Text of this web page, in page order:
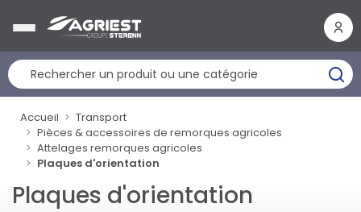
Accueil
Transport
Pièces & accessoires de remorques agricoles
Attelages remorques agricoles
Plaques d'orientation
Plaques d'orientation